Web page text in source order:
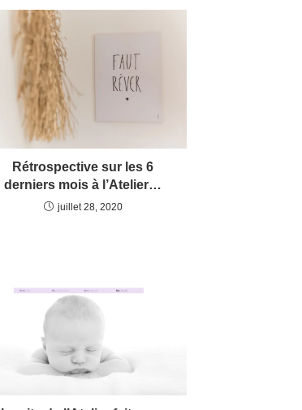
Rétrospective sur les 6
derniers mois à l’Atelier…
juillet 28, 2020